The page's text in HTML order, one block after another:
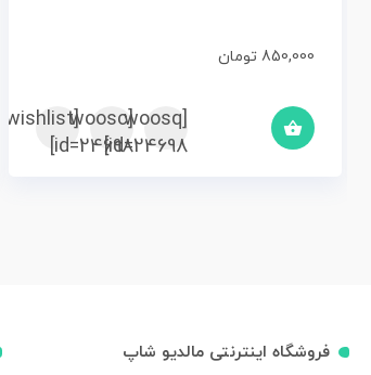
850,000 تومان
[yith_wcwl_add_to_wishlist]
[woosc
id=24698]
[woosq
id=24698]
فروشگاه اینترنتی مالدیو شاپ